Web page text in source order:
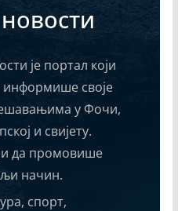
је портал који
своје
у Фочи,
и свијету.
да промовише
начин.
спорт,